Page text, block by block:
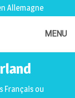
Allemagne
MENU
Français ou